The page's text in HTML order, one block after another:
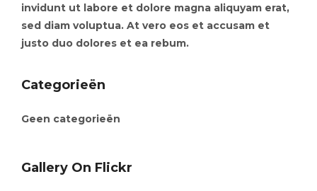
invidunt ut labore et dolore magna aliquyam erat,
sed diam voluptua. At vero eos et accusam et
justo duo dolores et ea rebum.
Categorieën
Geen categorieën
Gallery On Flickr